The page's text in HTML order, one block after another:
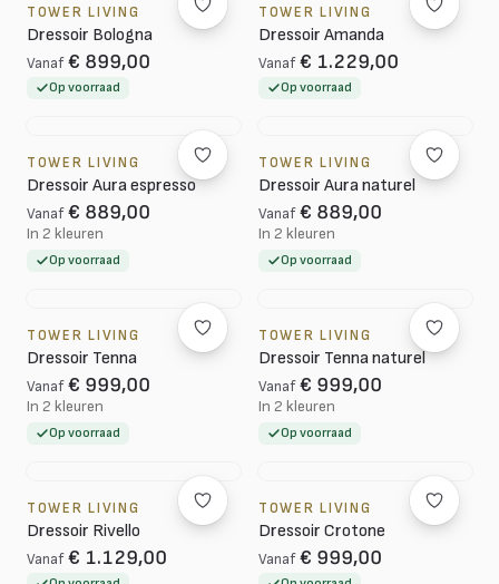
TOWER LIVING
Dressoir Bologna
Vanaf € 899,00
Op voorraad
TOWER LIVING
Dressoir Amanda
Vanaf € 1.229,00
Op voorraad
TOWER LIVING
Dressoir Aura espresso
Vanaf € 889,00
In 2 kleuren
Op voorraad
TOWER LIVING
Dressoir Aura naturel
Vanaf € 889,00
In 2 kleuren
Op voorraad
TOWER LIVING
Dressoir Tenna
Vanaf € 999,00
In 2 kleuren
Op voorraad
TOWER LIVING
Dressoir Tenna naturel
Vanaf € 999,00
In 2 kleuren
Op voorraad
TOWER LIVING
Dressoir Rivello
Vanaf € 1.129,00
TOWER LIVING
Dressoir Crotone
Vanaf € 999,00